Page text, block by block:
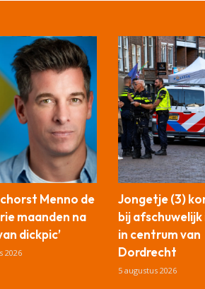
Menno de
maanden na
dickpic’
2026
Jongetje (3)
bij
in centrum van
Dordrecht
5 augustus 2026